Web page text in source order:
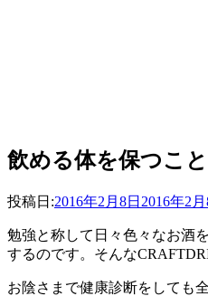
飲める体を保つこ
投稿者master
投稿日:2016年2月8日 2016年2月
勉強と称して日々色々なお酒
するのです。そんな
お陰さまで健康診断をしても